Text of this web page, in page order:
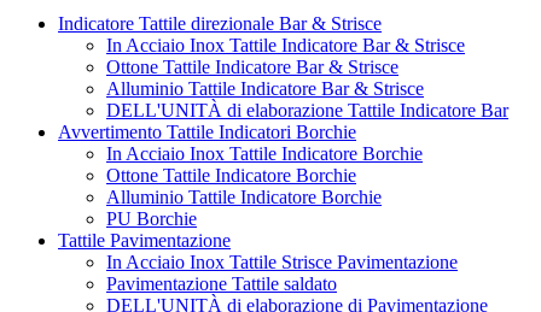
Indicatore Tattile direzionale Bar & Strisce
In Acciaio Inox Tattile Indicatore Bar & Strisce
Ottone Tattile Indicatore Bar & Strisce
Alluminio Tattile Indicatore Bar & Strisce
DELL'UNITÀ di elaborazione Tattile Indicatore Bar
Avvertimento Tattile Indicatori Borchie
In Acciaio Inox Tattile Indicatore Borchie
Ottone Tattile Indicatore Borchie
Alluminio Tattile Indicatore Borchie
PU Borchie
Tattile Pavimentazione
In Acciaio Inox Tattile Strisce Pavimentazione
Pavimentazione Tattile saldato
DELL'UNITÀ di elaborazione di Pavimentazione